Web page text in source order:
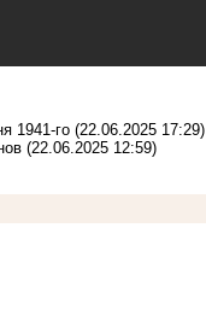
1941-го (22.06.2025 17:29)
(22.06.2025 12:59)